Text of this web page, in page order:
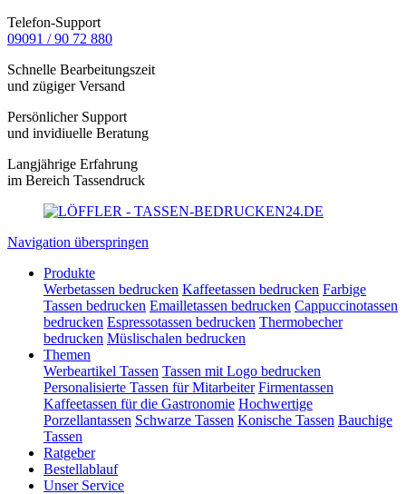
Telefon-Support
09091 / 90 72 880
Schnelle Bearbeitungszeit
und zügiger Versand
Persönlicher Support
und invidiuelle Beratung
Langjährige Erfahrung
im Bereich Tassendruck
Navigation überspringen
Produkte
Werbetassen bedrucken Kaffeetassen bedrucken Farbige
Tassen bedrucken Emailletassen bedrucken Cappuccinotassen
bedrucken Espressotassen bedrucken Thermobecher
bedrucken Müslischalen bedrucken
Themen
Werbeartikel Tassen Tassen mit Logo bedrucken
Personalisierte Tassen für Mitarbeiter Firmentassen
Kaffeetassen für die Gastronomie Hochwertige
Porzellantassen Schwarze Tassen Konische Tassen Bauchige
Tassen
Ratgeber
Bestellablauf
Unser Service